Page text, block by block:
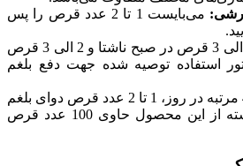
می‌بایست 1 تا 2 عدد قرص را پس
مصرف 2 الی 3 قرص در صبح ناشتا و 2 الی 3 قرص
استفاده توصیه شده جهت دفع بلغم
نیز 3 تا 4 مرتبه در روز، 1 تا 2 عدد قرص دوای بلغم
نیاک را میل نمایید. هر بسته از این محصول حاوی 100 عدد قرص